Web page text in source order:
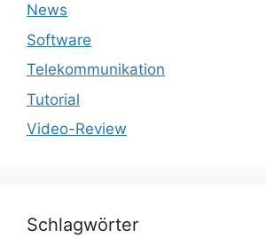
News
Software
Telekommunikation
Tutorial
Video-Review
Schlagwörter